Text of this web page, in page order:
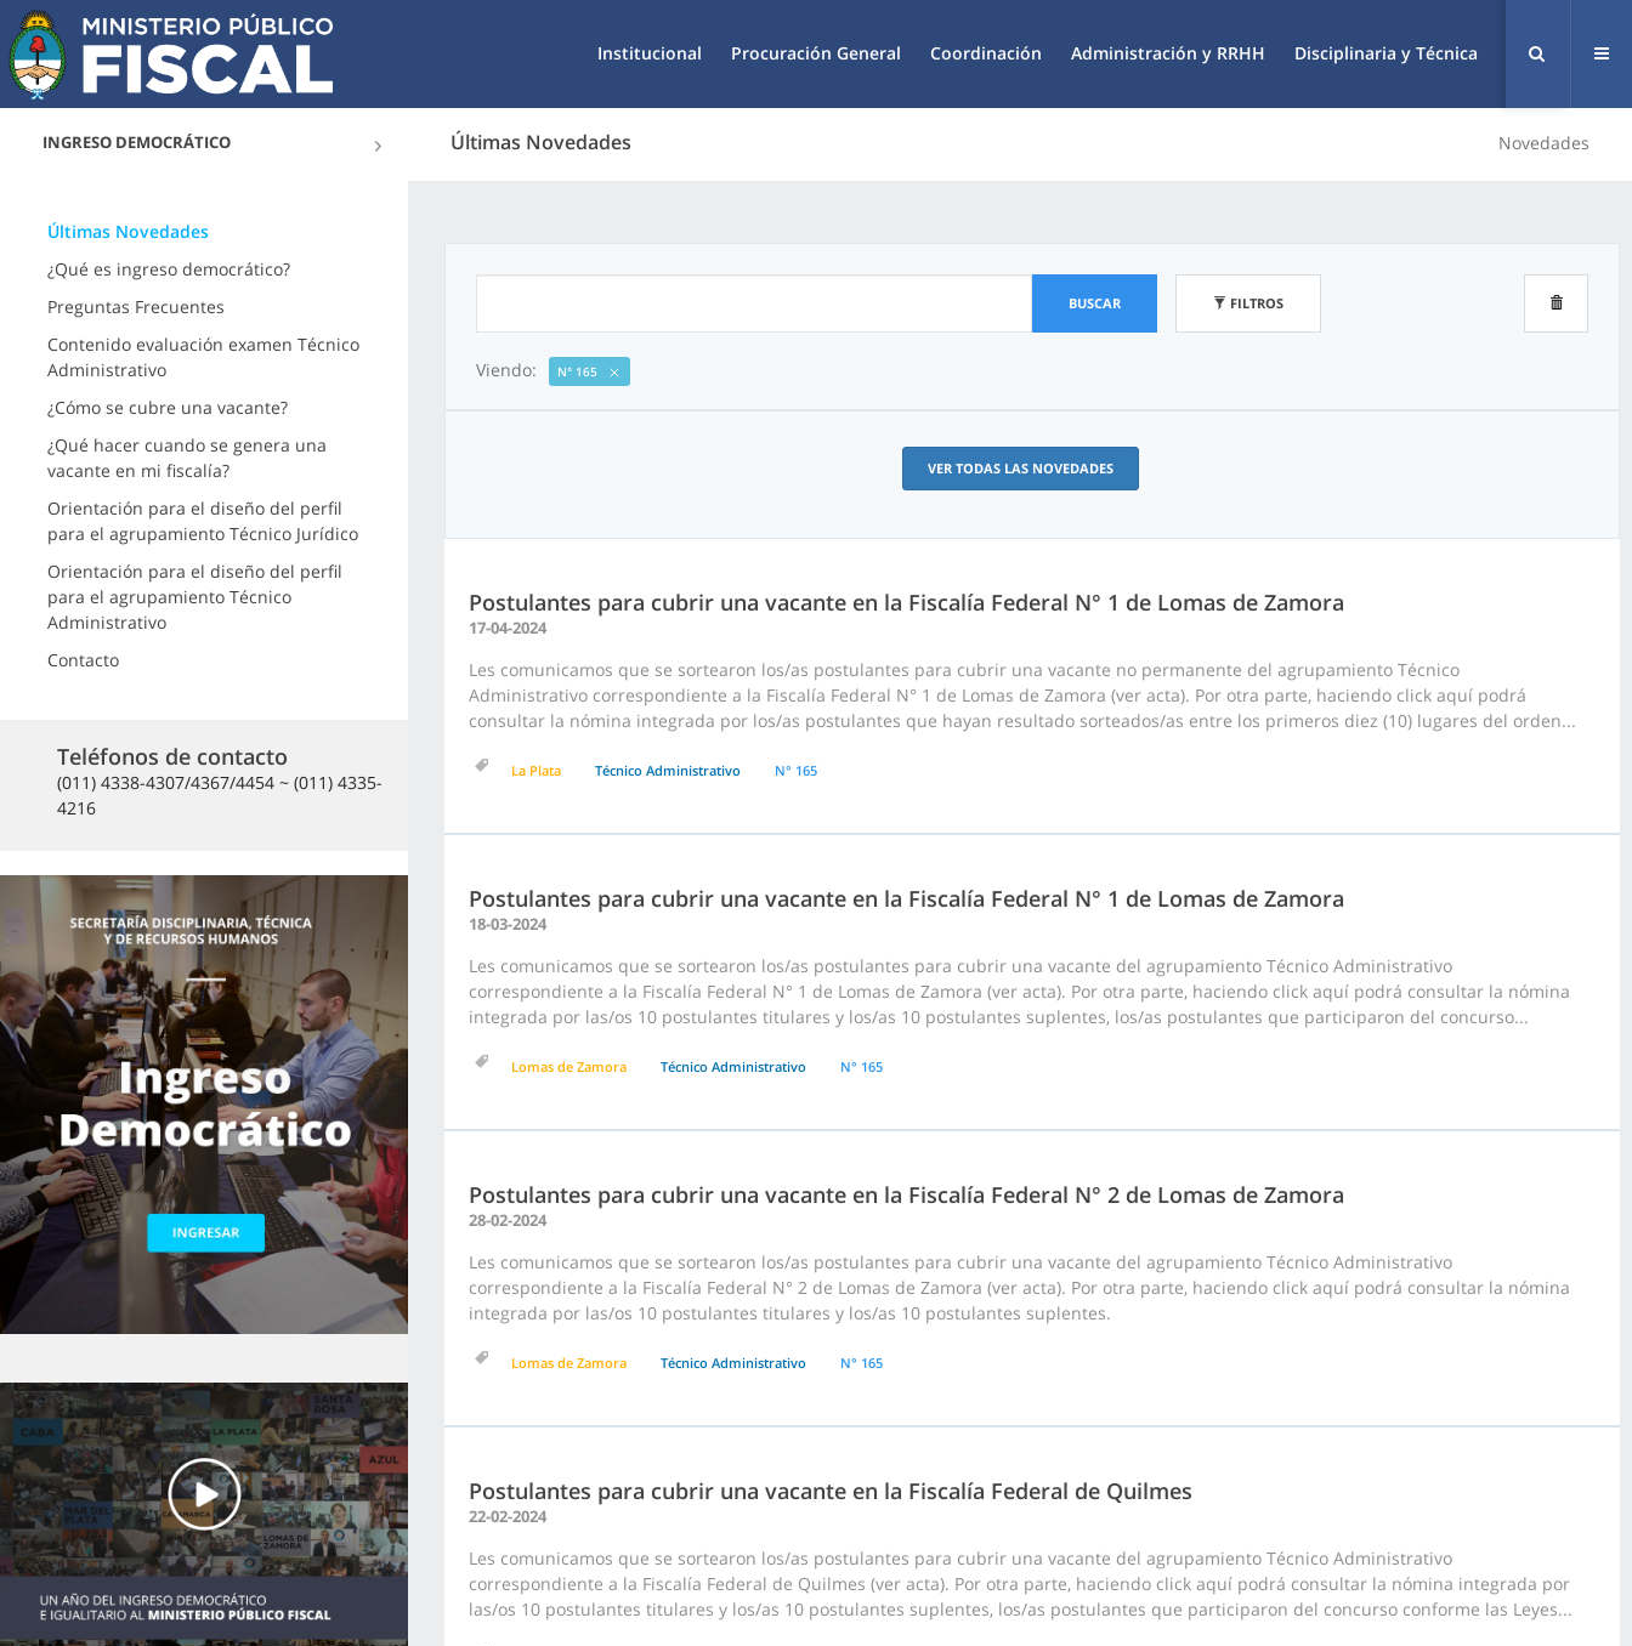
Institucional Procuración General Coordinación Administración y RRHH Disciplinaria y Técnica
INGRESO DEMOCRÁTICO Últimas Novedades Novedades
Últimas Novedades
¿Qué es ingreso democrático?
Preguntas Frecuentes
Contenido evaluación examen Técnico
Administrativo
¿Cómo se cubre una vacante?
¿Qué hacer cuando se genera una
vacante en mi fiscalía?
Orientación para el diseño del perfil
para el agrupamiento Técnico Jurídico
Orientación para el diseño del perfil
para el agrupamiento Técnico
Administrativo
Contacto
Teléfonos de contacto
(011) 4338-4307/4367/4454 ~ (011) 4335-
4216
BUSCAR FILTROS
Viendo: N° 165
VER TODAS LAS NOVEDADES
Postulantes para cubrir una vacante en la Fiscalía Federal N° 1 de Lomas de Zamora
17-04-2024
Les comunicamos que se sortearon los/as postulantes para cubrir una vacante no permanente del agrupamiento Técnico
Administrativo correspondiente a la Fiscalía Federal N° 1 de Lomas de Zamora (ver acta). Por otra parte, haciendo click aquí podrá
consultar la nómina integrada por los/as postulantes que hayan resultado sorteados/as entre los primeros diez (10) lugares del orden...
La Plata Técnico Administrativo N° 165
Postulantes para cubrir una vacante en la Fiscalía Federal N° 1 de Lomas de Zamora
18-03-2024
Les comunicamos que se sortearon los/as postulantes para cubrir una vacante del agrupamiento Técnico Administrativo
correspondiente a la Fiscalía Federal N° 1 de Lomas de Zamora (ver acta). Por otra parte, haciendo click aquí podrá consultar la nómina
integrada por las/os 10 postulantes titulares y los/as 10 postulantes suplentes, los/as postulantes que participaron del concurso...
Lomas de Zamora Técnico Administrativo N° 165
Postulantes para cubrir una vacante en la Fiscalía Federal N° 2 de Lomas de Zamora
28-02-2024
Les comunicamos que se sortearon los/as postulantes para cubrir una vacante del agrupamiento Técnico Administrativo
correspondiente a la Fiscalía Federal N° 2 de Lomas de Zamora (ver acta). Por otra parte, haciendo click aquí podrá consultar la nómina
integrada por las/os 10 postulantes titulares y los/as 10 postulantes suplentes.
Lomas de Zamora Técnico Administrativo N° 165
Postulantes para cubrir una vacante en la Fiscalía Federal de Quilmes
22-02-2024
Les comunicamos que se sortearon los/as postulantes para cubrir una vacante del agrupamiento Técnico Administrativo
correspondiente a la Fiscalía Federal de Quilmes (ver acta). Por otra parte, haciendo click aquí podrá consultar la nómina integrada por
las/os 10 postulantes titulares y los/as 10 postulantes suplentes, los/as postulantes que participaron del concurso conforme las Leyes...